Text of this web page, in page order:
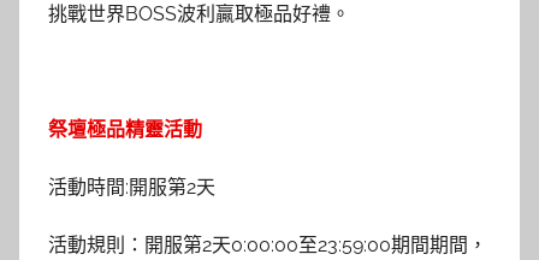
挑戰世界BOSS波利贏取極品好禮。
祭壇極品精靈活動
活動時間:開服第2天
活動規則：開服第2天0:00:00至23:59:00期間期間，